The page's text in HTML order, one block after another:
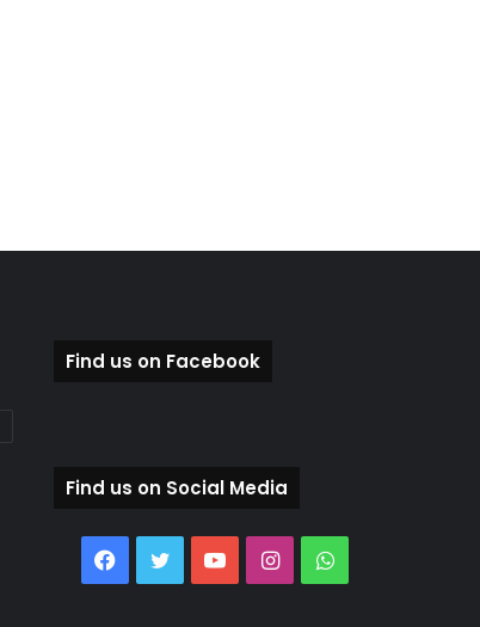
Find us on Facebook
Find us on Social Media
Facebook
TwitterYouTubeInstagramWhatsApp